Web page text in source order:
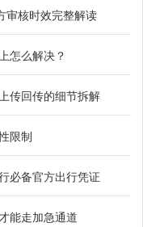
审核时效完整解读
怎么解决？
传回传的细节拆解
限制
必备官方出行凭证
能走加急通道